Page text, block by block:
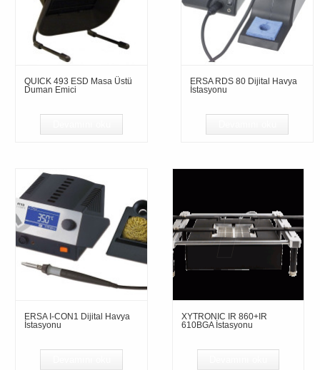
QUICK 493 ESD Masa Üstü
Duman Emici
ERSA RDS 80 Dijital Havya
İstasyonu
ERSA I-CON1 Dijital Havya
İstasyonu
XYTRONIC IR 860+IR
610BGA İstasyonu